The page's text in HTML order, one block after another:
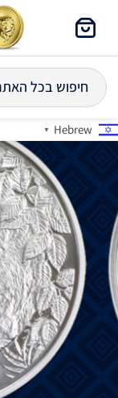
Hebrew
▼